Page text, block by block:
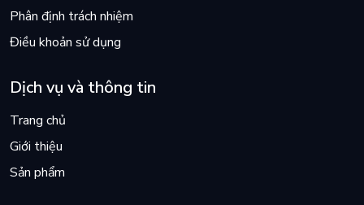
Phân định trách nhiệm
Điều khoản sử dụng
Dịch vụ và thông tin
Trang chủ
Giới thiệu
Sản phẩm